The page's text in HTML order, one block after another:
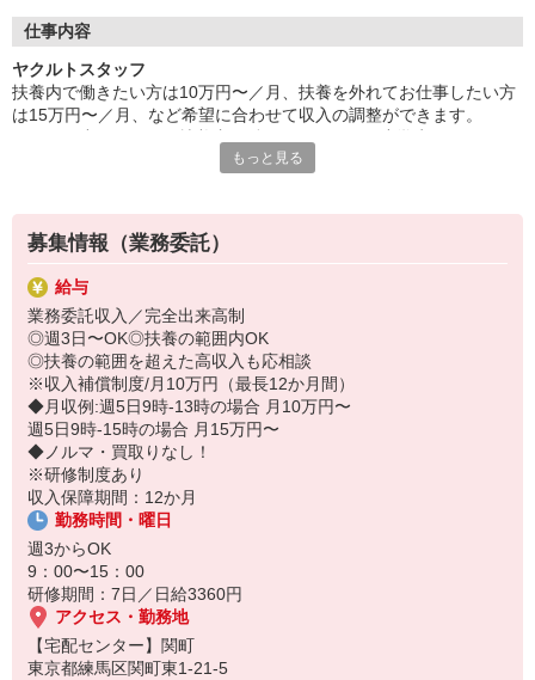
◆急なお休みにもスタッフ同士で快くフォロー
など、働くママの多いヤクルトならではの
仕事×育児のお悩みをスッキリ解決に導きます☆
仕事内容
ヤクルトスタッフ
扶養内で働きたい方は10万円〜／月、扶養を外れてお仕事したい方
は15万円〜／月、など希望に合わせて収入の調整ができます。
扶養を外れたい！など、ライフステージに合わせて働き方を変更し
9：00〜15：00の間で1日4時間〜
・平日のみ。土日・祝日はお休みです
・平日週3日〜OK
・WワークOK！
・活動曜日は希望曜日を固定して3日以上
ヤクルトのお仕事は委託手数料収入ですので、売上金額に応じて変
動します。
・収入補償制度あり（収入補償期間最長12か月間、支給規定あり）
・年収130万円位までの扶養範囲内でお仕事が可能です！
・ノルマ・商品買取りはありません！
もっと見る
募集情報（業務委託）
給与
業務委託収入／完全出来高制
◎週3日〜OK◎扶養の範囲内OK
◎扶養の範囲を超えた高収入も応相談
※収入補償制度/月10万円（最長12か月間）
◆月収例:週5日9時-13時の場合 月10万円〜
週5日9時-15時の場合 月15万円〜
◆ノルマ・買取りなし！
※研修制度あり
収入保障期間：12か月
勤務時間・曜日
週3からOK
9：00〜15：00
研修期間：7日／日給3360円
アクセス・勤務地
【宅配センター】関町
東京都練馬区関町東1-21-5